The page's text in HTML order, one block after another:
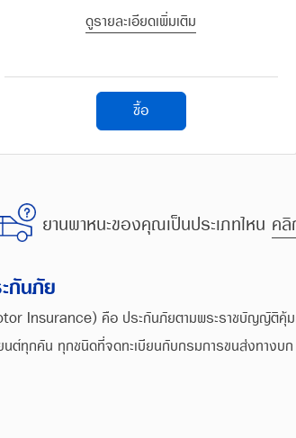
ดูรายละเอียดเพิ่มเติม
ซื้อ
ยานพาหนะของคุณเป็นประเภทไหน คลิ
กันภัย
Insurance) คือ ประกันภัยตามพระราชบัญญัติคุ้
ทุกคัน ทุกชนิดที่จดทะเบียนกับกรมการขนส่งทางบ